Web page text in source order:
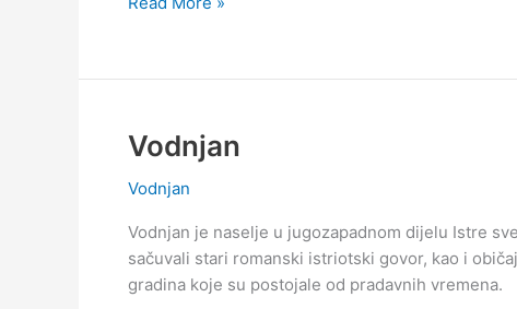
prognoza
Vodnjan
Vodnjan
Vodnjan
Vodnjan je naselje u jugozapadnom dijelu Istre
sačuvali stari romanski istriotski govor, kao i
gradina koje su postojale od pradavnih vremena.